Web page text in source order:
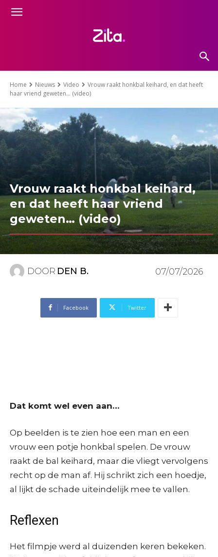
Home Nieuws Video
Vrouw raakt honkbal keihard, en dat heeft
haar vriend geweten… (video)
Vrouw raakt honkbal keihard,
en dat heeft haar vriend
geweten… (video)
DOOR DEN B. 07/07/2026
Facebook Twitter
Dat komt wel even aan…
Op beelden is te zien hoe een man en een
vrouw een potje honkbal spelen. De vrouw
raakt de bal keihard, maar die vliegt vervolgens
recht op de man af. Hij schrikt zich een hoedje,
al lijkt de schade uiteindelijk mee te vallen.
Reflexen
Het filmpje werd al duizenden keren bekeken.